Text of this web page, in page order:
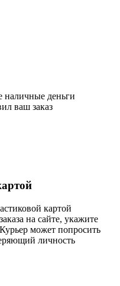
наличные деньги
ваш заказ
картой
на сайте, укажите
может попросить
личность